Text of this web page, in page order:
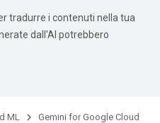
tradurre i contenuti nella tua
dall'AI potrebbero
ML
Gemini for Google Cloud